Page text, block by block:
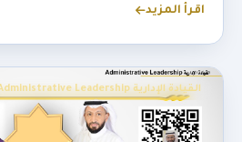
اقرأ المزيد
القيادة الإدارية Administrative Leadership